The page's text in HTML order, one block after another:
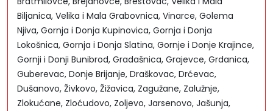
Biljanica, Velika i Mala Grabovnica, Vinarce, Golema
Njiva, Gornja i Donja Kupinovica, Gornja i Donja
Lokošnica, Gornja i Donja Slatina, Gornje i Donje Krajince,
Gornji i Donji Bunibrod, Gradašnica, Grajevce, Grdanica,
Guberevac, Donje Brijanje, Draškovac, Drćevac,
Dušanovo, Živkovo, Žižavica, Zagužane, Zalužnje,
Zlokućane, Zloćudovo, Zoljevo, Jarsenovo, Jašunja,